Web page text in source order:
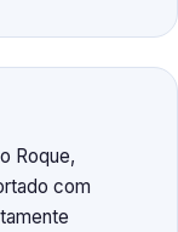
Roque,
com